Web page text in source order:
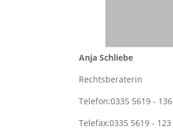
Anja Schliebe
Rechtsberaterin
Telefon:0335 5619 - 136
Telefax:0335 5619 - 123